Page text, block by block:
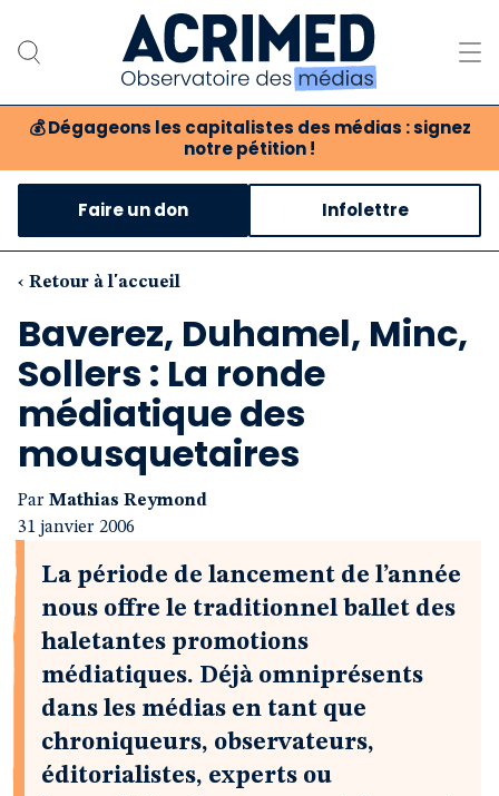
💰 Dégageons les capitalistes des médias : signez
notre pétition !
Notre association
Notre critique des médias
Nos propositions
Notre revue
Boutique
Faire un don Infolettre
‹ Retour à l'accueil
Baverez, Duhamel, Minc,
Sollers : La ronde
médiatique des
mousquetaires
Par Mathias Reymond
31 janvier 2006
La période de lancement de l’année
nous offre le traditionnel ballet des
haletantes promotions
médiatiques. Déjà omniprésents
dans les médias en tant que
chroniqueurs, observateurs,
éditorialistes, experts ou